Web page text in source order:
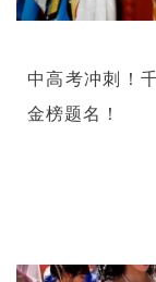
中高考冲刺！
金榜题名！